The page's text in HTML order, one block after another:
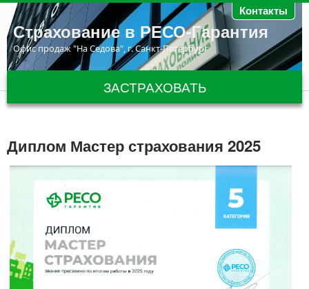
Перейти к основному содержанию Контакты
Страхование в РЕСО-Гарантия
Офис продаж "На Седова", г. Санкт-Петербург
ЗАСТРАХОВАТЬ
Диплом Мастер страхования 2025